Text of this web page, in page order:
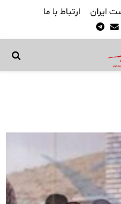
ایران ارتباط با ما
Email
Telegram